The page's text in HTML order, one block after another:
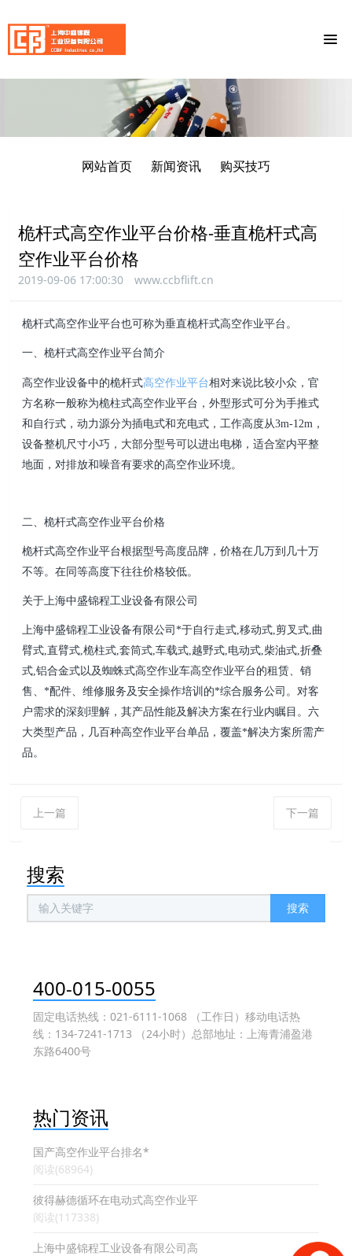
网站首页 新闻资讯 购买技巧
桅杆式高空作业平台价格-垂直桅杆式高
空作业平台价格
2019-09-06 17:00:30 www.ccbflift.cn
桅杆式高空作业平台也可称为垂直桅杆式高空作业平台。
一、桅杆式高空作业平台简介
高空作业设备中的桅杆式高空作业平台相对来说比较小众，官
方名称一般称为桅柱式高空作业平台，外型形式可分为手推式
和自行式，动力源分为插电式和充电式，工作高度从3m-12m，
设备整机尺寸小巧，大部分型号可以进出电梯，适合室内平整
地面，对排放和噪音有要求的高空作业环境。
二、桅杆式高空作业平台价格
桅杆式高空作业平台根据型号高度品牌，价格在几万到几十万
不等。在同等高度下往往价格较低。
关于上海中盛锦程工业设备有限公司
上海中盛锦程工业设备有限公司*于自行走式,移动式,剪叉式,曲
臂式,直臂式,桅柱式,套筒式,车载式,越野式,电动式,柴油式,折叠
式,铝合金式以及蜘蛛式高空作业车高空作业平台的租赁、销
售、*配件、维修服务及安全操作培训的*综合服务公司。对客
户需求的深刻理解，其产品性能及解决方案在行业内瞩目。六
大类型产品，几百种高空作业平台单品，覆盖*解决方案所需产
品。
上一篇 下一篇
搜索
搜索
400-015-0055
固定电话热线：021-6111-1068 （工作日）移动电话热
线：134-7241-1713 （24小时）总部地址：上海青浦盈港
东路6400号
热门资讯
国产高空作业平台排名*
阅读(68964)
彼得赫德循环在电动式高空作业平
阅读(117338)
上海中盛锦程工业设备有限公司高